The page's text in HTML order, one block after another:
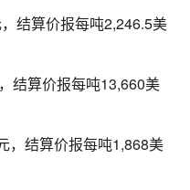
结算价报每吨2,246.5美
结算价报每吨13,660美
，结算价报每吨1,868美